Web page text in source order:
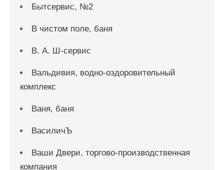
Бытсервис, №2
В чистом поле, баня
В. А. Ш-сервис
Вальдивия, водно-оздоровительный
комплекс
Ваня, баня
ВасиличЪ
Ваши Двери, торгово-производственная
компания